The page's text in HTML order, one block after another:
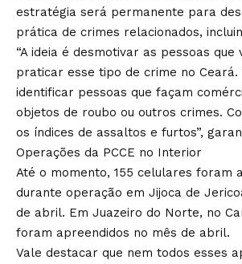
estratégia será permanente para
prática de crimes relacionados,
“A ideia é desmotivar as pessoas que
praticar esse tipo de crime no Ceará.
identificar pessoas que façam
objetos de roubo ou outros crimes.
os índices de assaltos e furtos”,
Operações da PCCE no Interior
Até o momento, 155 celulares foram
durante operação em Jijoca de
de abril. Em Juazeiro do Norte, no
foram apreendidos no mês de abril.
Vale destacar que nem todos esses